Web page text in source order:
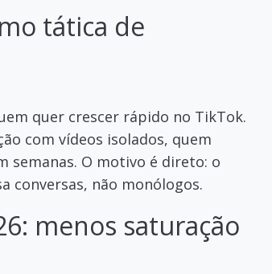
tática de
quer crescer rápido no TikTok.
com vídeos isolados, quem
semanas. O motivo é direto: o
conversas, não monólogos.
menos saturação